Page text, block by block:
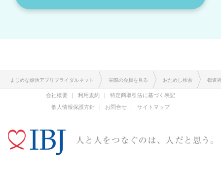
まじめな婚活アプリブライダルネット 実際の会員を見る おためし検索 都道
会社概要 利用規約
特定商取引法に基づく表記
個人情報保護方針
お問合せ サイトマップ